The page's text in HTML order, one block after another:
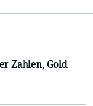
Zahlen, Gold